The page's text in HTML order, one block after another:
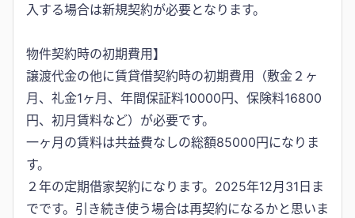
入する場合は新規契約が必要となります。
物件契約時の初期費用】
譲渡代金の他に賃貸借契約時の初期費用（敷金２ヶ
月、礼金1ヶ月、年間保証料10000円、保険料16800
円、初月賃料など）が必要です。
一ヶ月の賃料は共益費なしの総額85000円になりま
す。
２年の定期借家契約になります。2025年12月31日ま
でです。引き続き使う場合は再契約になるかと思いま